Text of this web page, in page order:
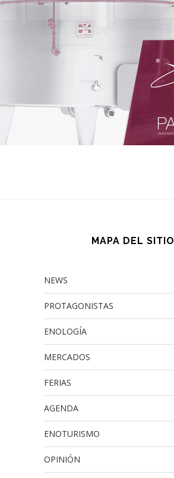
MAPA DEL SITIO
NEWS
PROTAGONISTAS
ENOLOGÍA
MERCADOS
FERIAS
AGENDA
ENOTURISMO
OPINIÓN